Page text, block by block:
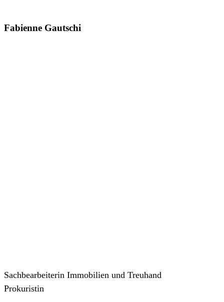
Fabienne Gautschi
Sachbearbeiterin Immobilien und Treuhand
Prokuristin